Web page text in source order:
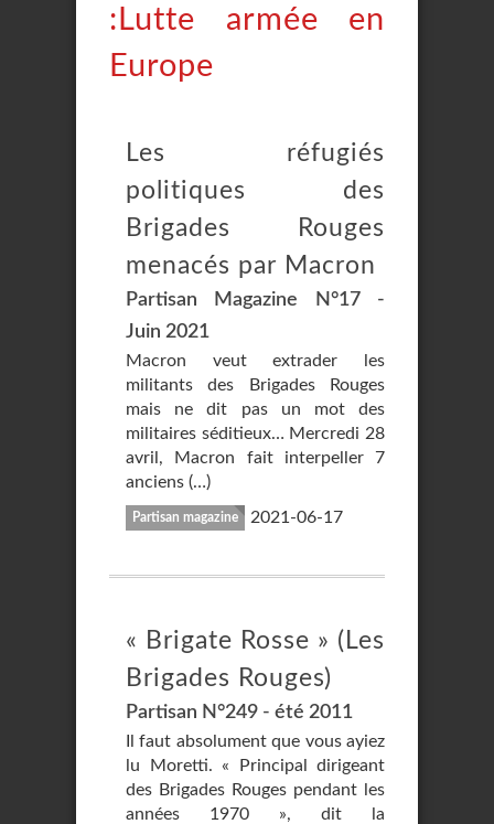
:Lutte armée en
Europe
Les réfugiés
politiques des
Brigades Rouges
menacés par Macron
Partisan Magazine N°17 -
Juin 2021
Macron veut extrader les
militants des Brigades Rouges
mais ne dit pas un mot des
militaires séditieux… Mercredi 28
avril, Macron fait interpeller 7
anciens (…)
Partisan magazine 2021-06-17
« Brigate Rosse » (Les
Brigades Rouges)
Partisan N°249 - été 2011
Il faut absolument que vous ayiez
lu Moretti. « Principal dirigeant
des Brigades Rouges pendant les
années 1970 », dit la